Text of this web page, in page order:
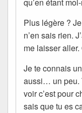
qu’en étant
Plus légère ?
n’en sais rien.
me laisser
Je te connais
aussi… un peu.
voir c’est pour
sais que tu es